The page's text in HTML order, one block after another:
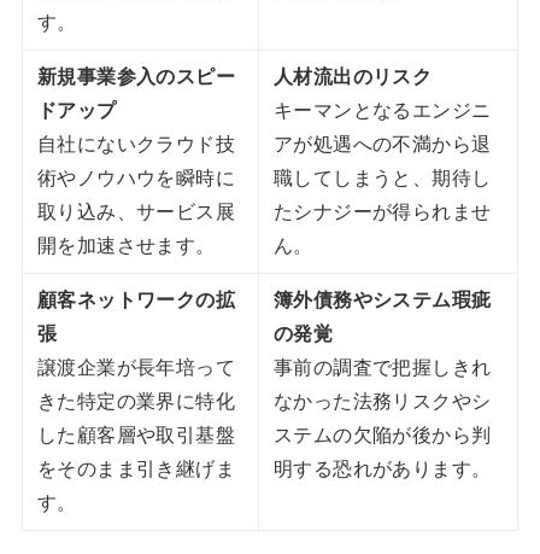
す。
新規事業参入のスピー
ドアップ
自社にないクラウド技
術やノウハウを瞬時に
取り込み、サービス展
開を加速させます。
人材流出のリスク
キーマンとなるエンジニ
アが処遇への不満から退
職してしまうと、期待し
たシナジーが得られませ
ん。
顧客ネットワークの拡
張
譲渡企業が長年培って
きた特定の業界に特化
した顧客層や取引基盤
をそのまま引き継げま
す。
簿外債務やシステム瑕疵
の発覚
事前の調査で把握しきれ
なかった法務リスクやシ
ステムの欠陥が後から判
明する恐れがあります。